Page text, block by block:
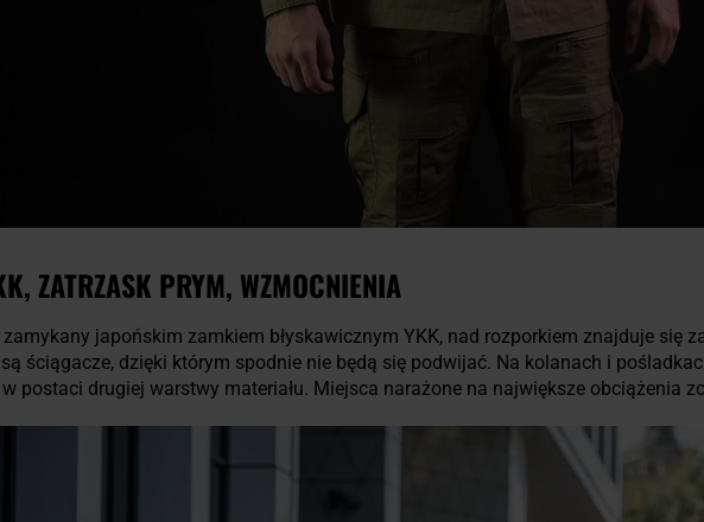
ZATRZASK PRYM, WZMOCNIENIA
japońskim zamkiem błyskawicznym YKK, nad rozporkiem znajduje się
ściągacze, dzięki którym spodnie nie będą się podwijać. Na kolanach i
postaci drugiej warstwy materiału. Miejsca narażone na największe obciążenia